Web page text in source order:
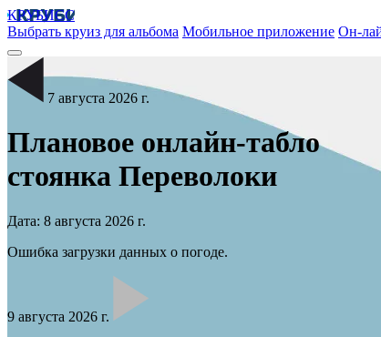
КРУБИСС
Выбрать круиз для альбома Мобильное приложение Он-
7 августа 2026 г.
Плановое онлайн-табло
стоянка Переволоки
Дата: 8 августа 2026 г.
Ошибка загрузки данных о погоде.
9 августа 2026 г.